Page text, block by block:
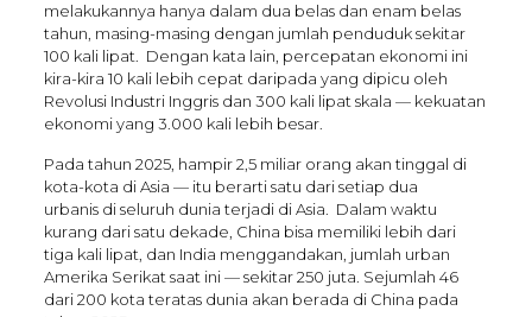
melakukannya hanya dalam dua belas dan enam belas
tahun, masing-masing dengan jumlah penduduk sekitar
100 kali lipat. Dengan kata lain, percepatan ekonomi ini
kira-kira 10 kali lebih cepat daripada yang dipicu oleh
Revolusi Industri Inggris dan 300 kali lipat skala — kekuatan
ekonomi yang 3.000 kali lebih besar.
Pada tahun 2025, hampir 2,5 miliar orang akan tinggal di
kota-kota di Asia — itu berarti satu dari setiap dua
urbanis di seluruh dunia terjadi di Asia. Dalam waktu
kurang dari satu dekade, China bisa memiliki lebih dari
tiga kali lipat, dan India menggandakan, jumlah urban
Amerika Serikat saat ini — sekitar 250 juta. Sejumlah 46
dari 200 kota teratas dunia akan berada di China pada